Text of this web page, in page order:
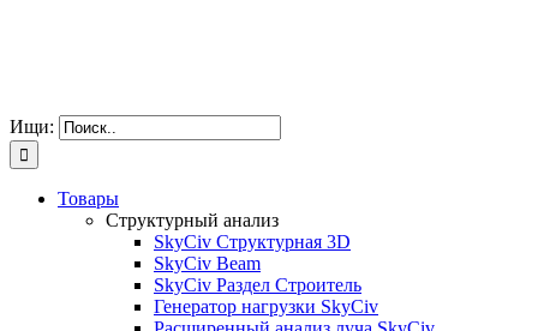
Ищи:
Товары
Структурный анализ
SkyCiv Структурная 3D
SkyCiv Beam
SkyCiv Раздел Строитель
Генератор нагрузки SkyCiv